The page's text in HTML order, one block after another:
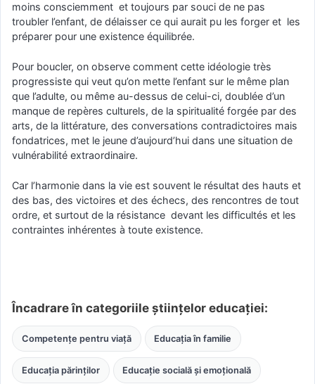
moins consciemment et toujours par souci de ne pas
troubler l’enfant, de délaisser ce qui aurait pu les forger et les
préparer pour une existence équilibrée.
Pour boucler, on observe comment cette idéologie très
progressiste qui veut qu’on mette l’enfant sur le même plan
que l’adulte, ou même au-dessus de celui-ci, doublée d’un
manque de repères culturels, de la spiritualité forgée par des
arts, de la littérature, des conversations contradictoires mais
fondatrices, met le jeune d’aujourd’hui dans une situation de
vulnérabilité extraordinaire.
Car l’harmonie dans la vie est souvent le résultat des hauts et
des bas, des victoires et des échecs, des rencontres de tout
ordre, et surtout de la résistance devant les difficultés et les
contraintes inhérentes à toute existence.
Încadrare în categoriile științelor educației:
Competențe pentru viață Educația în familie
Educația părinților Educație socială și emoțională